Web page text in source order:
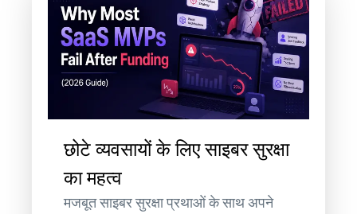
छोटे व्यवसायों के लिए साइबर सुरक्षा
का महत्व
मजबूत साइबर सुरक्षा प्रथाओं के साथ अपने